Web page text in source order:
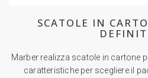
SCATOLE IN
Marber realizza scatole in cartone
caratteristiche per scegliere il